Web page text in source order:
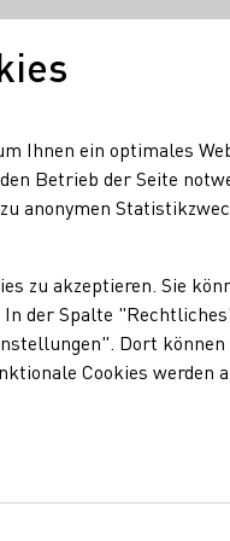
des Weinguts
Uhr Zum
von 10-12 Uhr,
Ihnen ein optimales
Betrieb der Seite
anonymen
zu akzeptieren. Sie
der Spalte
Dort können
Cookies werden